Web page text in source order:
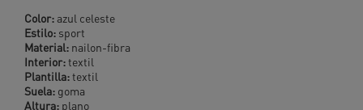
Color: azul celeste
Estilo: sport
Material: nailon-fibra
Interior:textil
Plantilla:textil
Suela: goma
Altura: plano